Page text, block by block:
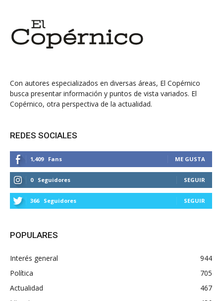
Con autores especializados en diversas áreas, El Copérnico
busca presentar información y puntos de vista variados. El
Copérnico, otra perspectiva de la actualidad.
REDES SOCIALES
1,409 Fans ME GUSTA
0 Seguidores SEGUIR
366 Seguidores SEGUIR
POPULARES
Interés general
944
Política
705
Actualidad
467